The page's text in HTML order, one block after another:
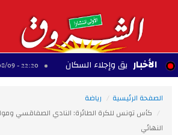
الأخبار
حريق وإجلاء السكان 22:20 - 2026/08/09
الصفحة الرئيسية
رياضة
كأس تونس للكرة الطائرة: النادي الصفاقسي
النهائي